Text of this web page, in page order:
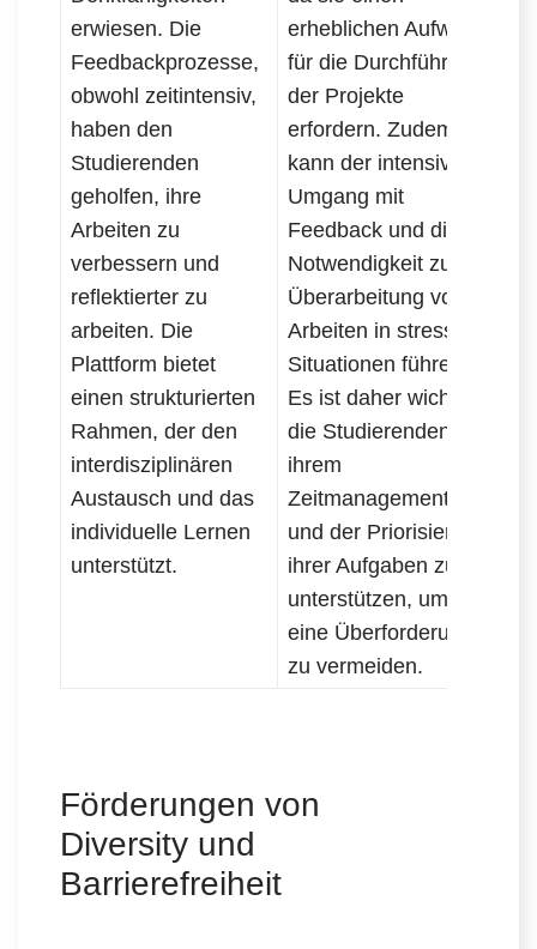
erwiesen. Die
Feedbackprozesse,
obwohl zeitintensiv,
haben den
Studierenden
geholfen, ihre
Arbeiten zu
verbessern und
reflektierter zu
arbeiten. Die
Plattform bietet
einen strukturierten
Rahmen, der den
interdisziplinären
Austausch und das
individuelle Lernen
unterstützt.
erheblichen Aufwand
für die Durchführung
der Projekte
erfordern. Zudem
kann der intensive
Umgang mit
Feedback und die
Notwendigkeit zur
Überarbeitung von
Arbeiten in stressige
Situationen führen.
Es ist daher wichtig,
die Studierenden in
ihrem
Zeitmanagement
und der Priorisierung
ihrer Aufgaben zu
unterstützen, um
eine Überforderung
zu vermeiden.
Förderungen von
Diversity und
Barrierefreiheit